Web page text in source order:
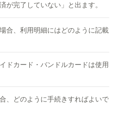
が完了していない」と出ます。
合、利用明細にはどのように記載
ドカード・バンドルカードは使用
、どのように手続きすればよいで